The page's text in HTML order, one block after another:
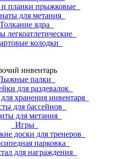
планки прыжковые
для метания
Толкание ядра
легкоатлетические
колодки
инвентарь
палки
для раздевалок
хранения инвентаря
для бассейнов
для метания
Игры
доски для тренеров
парковка
для награждения